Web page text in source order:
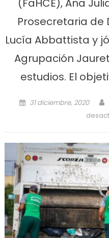
(FaHCE), Ana
Prosecretaria de
Lucía Abbattista y
Agrupación
estudios. El
Posted on
31 diciembre, 2020